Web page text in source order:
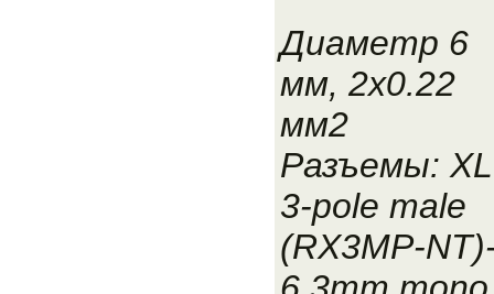
Диаметр 6
мм, 2x0.22
мм2
Разъемы:
3-pole male
(RX3MP-